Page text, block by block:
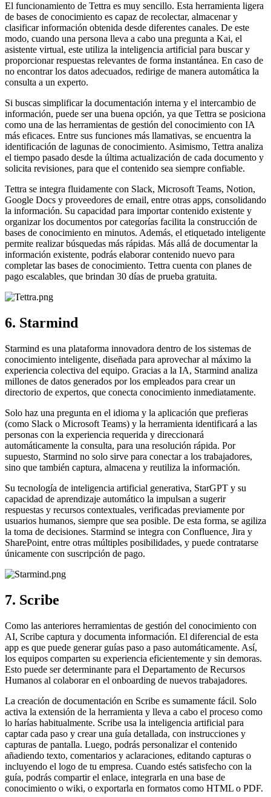
El funcionamiento de Tettra es muy sencillo. Esta herramienta ligera
de bases de conocimiento es capaz de recolectar, almacenar y
clasificar información obtenida desde diferentes canales. De este
modo, cuando una persona lleva a cabo una pregunta a Kai, el
asistente virtual, este utiliza la inteligencia artificial para buscar y
proporcionar respuestas relevantes de forma instantánea. En caso de
no encontrar los datos adecuados, redirige de manera automática la
consulta a un experto.
Si buscas simplificar la documentación interna y el intercambio de
información, puede ser una buena opción, ya que Tettra se posiciona
como una de las herramientas de gestión del conocimiento con IA
más eficaces. Entre sus funciones más llamativas, se encuentra la
identificación de lagunas de conocimiento. Asimismo, Tettra analiza
el tiempo pasado desde la última actualización de cada documento y
solicita revisiones, para que el contenido sea siempre confiable.
Tettra se integra fluidamente con Slack, Microsoft Teams, Notion,
Google Docs y proveedores de email, entre otras apps, consolidando
la información. Su capacidad para importar contenido existente y
organizar los documentos por categorías facilita la construcción de
bases de conocimiento en minutos. Además, el etiquetado inteligente
permite realizar búsquedas más rápidas. Más allá de documentar la
información existente, podrás elaborar contenido nuevo para
completar las bases de conocimiento. Tettra cuenta con planes de
pago escalables, que brindan 30 días de prueba gratuita.
6. Starmind
Starmind es una plataforma innovadora dentro de los sistemas de
conocimiento inteligente, diseñada para aprovechar al máximo la
experiencia colectiva del equipo. Gracias a la IA, Starmind analiza
millones de datos generados por los empleados para crear un
directorio de expertos, que conecta conocimiento inmediatamente.
Solo haz una pregunta en el idioma y la aplicación que prefieras
(como Slack o Microsoft Teams) y la herramienta identificará a las
personas con la experiencia requerida y direccionará
automáticamente la consulta, para una resolución rápida. Por
supuesto, Starmind no solo sirve para conectar a los trabajadores,
sino que también captura, almacena y reutiliza la información.
Su tecnología de inteligencia artificial generativa, StarGPT y su
capacidad de aprendizaje automático la impulsan a sugerir
respuestas y recursos contextuales, verificadas previamente por
usuarios humanos, siempre que sea posible. De esta forma, se agiliza
la toma de decisiones. Starmind se integra con Confluence, Jira y
SharePoint, entre otras múltiples posibilidades, y puede contratarse
únicamente con suscripción de pago.
7. Scribe
Como las anteriores herramientas de gestión del conocimiento con
AI, Scribe captura y documenta información. El diferencial de esta
app es que puede generar guías paso a paso automáticamente. Así,
los equipos comparten su experiencia eficientemente y sin demoras.
Esto puede ser determinante para el Departamento de Recursos
Humanos al colaborar en el onboarding de nuevos trabajadores.
La creación de documentación en Scribe es sumamente fácil. Solo
activa la extensión de la herramienta y lleva a cabo el proceso como
lo harías habitualmente. Scribe usa la inteligencia artificial para
captar cada paso y crear una guía detallada, con instrucciones y
capturas de pantalla. Luego, podrás personalizar el contenido
añadiendo texto, comentarios y aclaraciones, editando capturas o
incluyendo el logo de tu empresa. Cuando estés satisfecho con la
guía, podrás compartir el enlace, integrarla en una base de
conocimiento o wiki, o exportarla en formatos como HTML o PDF.